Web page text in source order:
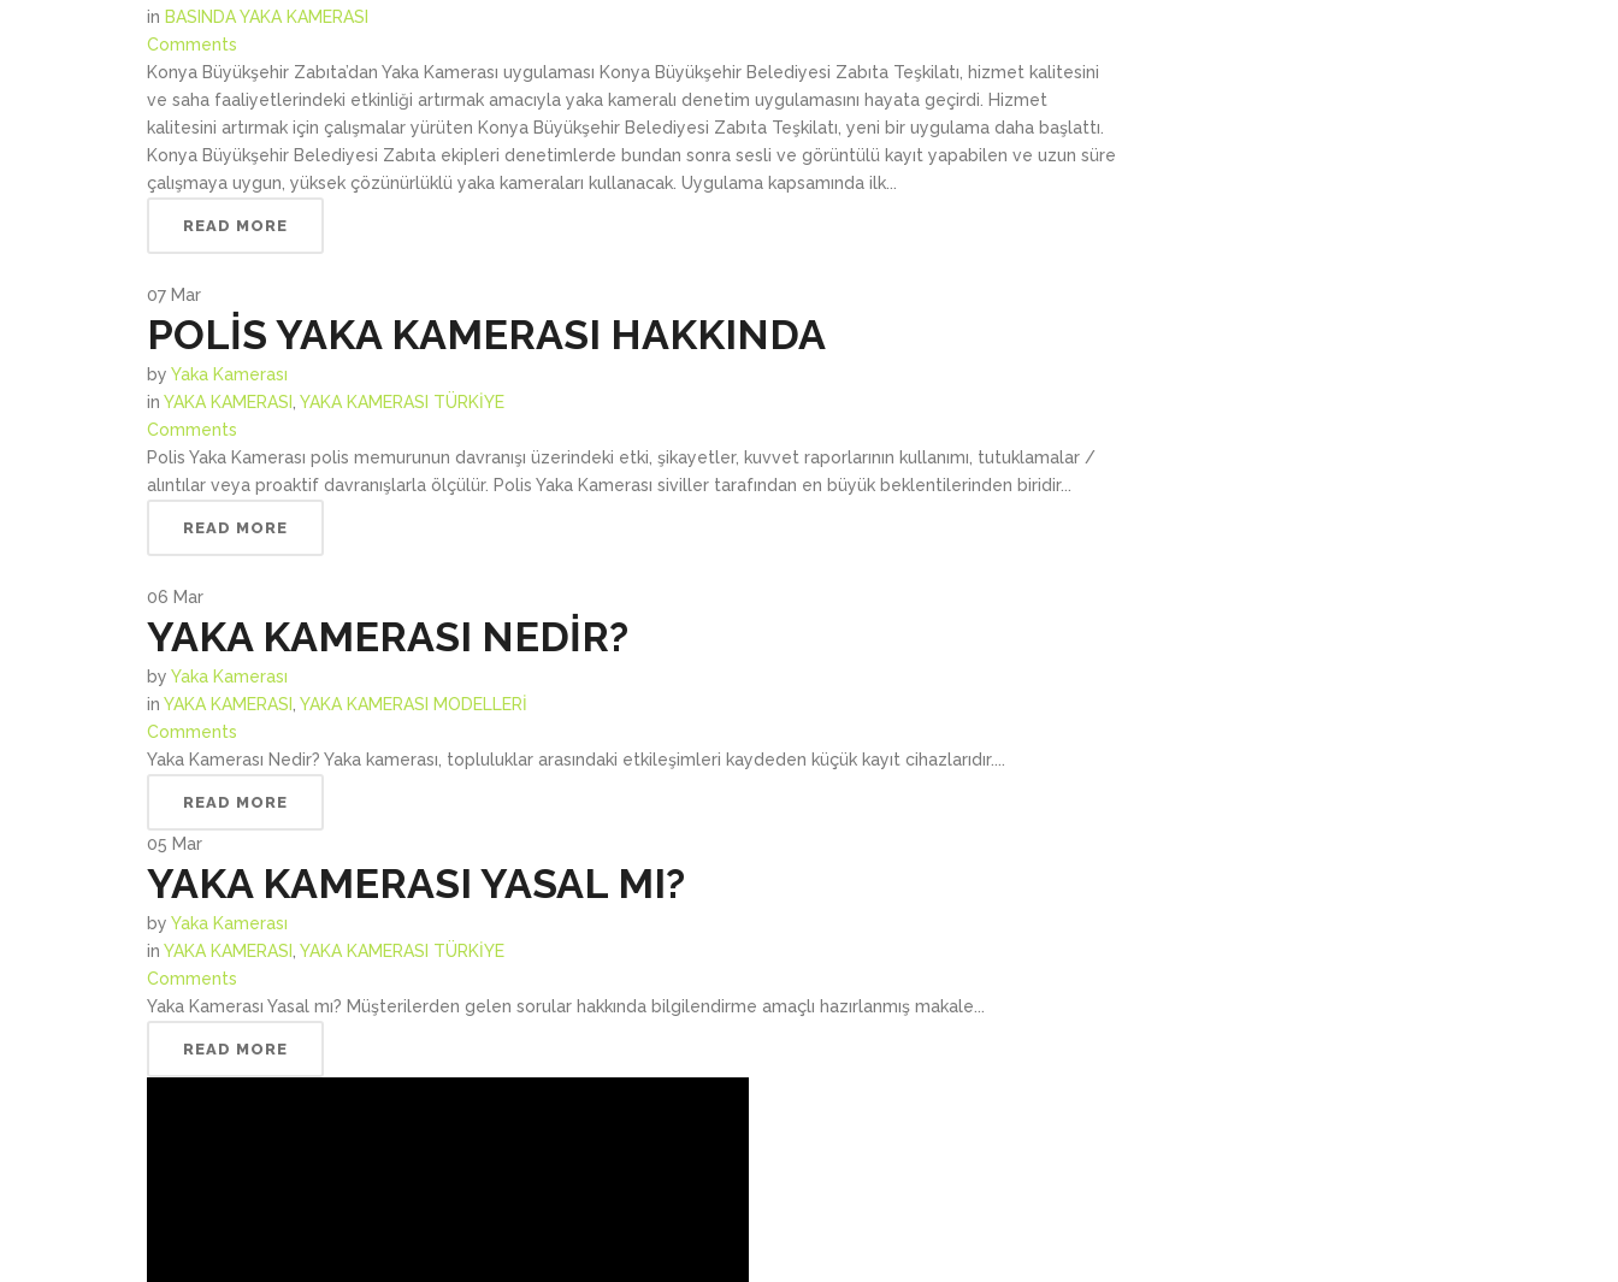
in BASINDA YAKA KAMERASI
Comments
Konya Büyükşehir Zabıta’dan Yaka Kamerası uygulaması Konya Büyükşehir Belediyesi Zabıta Teşkilatı, hizmet kalitesini
ve saha faaliyetlerindeki etkinliği artırmak amacıyla yaka kameralı denetim uygulamasını hayata geçirdi. Hizmet
kalitesini artırmak için çalışmalar yürüten Konya Büyükşehir Belediyesi Zabıta Teşkilatı, yeni bir uygulama daha başlattı.
Konya Büyükşehir Belediyesi Zabıta ekipleri denetimlerde bundan sonra sesli ve görüntülü kayıt yapabilen ve uzun süre
çalışmaya uygun, yüksek çözünürlüklü yaka kameraları kullanacak. Uygulama kapsamında ilk...
READ MORE
07 Mar
POLİS YAKA KAMERASI HAKKINDA
by Yaka Kamerası
in YAKA KAMERASI
YAKA KAMERASI TÜRKİYE
Comments
Polis Yaka Kamerası polis memurunun davranışı üzerindeki etki, şikayetler, kuvvet raporlarının kullanımı, tutuklamalar /
alıntılar veya proaktif davranışlarla ölçülür. Polis Yaka Kamerası siviller tarafından en büyük beklentilerinden biridir...
READ MORE
06 Mar
YAKA KAMERASI NEDİR?
by Yaka Kamerası
in YAKA KAMERASI
YAKA KAMERASI MODELLERİ
Comments
Yaka Kamerası Nedir? Yaka kamerası, topluluklar arasındaki etkileşimleri kaydeden küçük kayıt cihazlarıdır....
READ MORE
05 Mar
YAKA KAMERASI YASAL MI?
by Yaka Kamerası
in YAKA KAMERASI
YAKA KAMERASI TÜRKİYE
Comments
Yaka Kamerası Yasal mı? Müşterilerden gelen sorular hakkında bilgilendirme amaçlı hazırlanmış makale...
READ MORE